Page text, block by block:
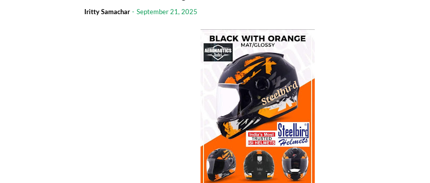
Iritty Samachar - September 21, 2025